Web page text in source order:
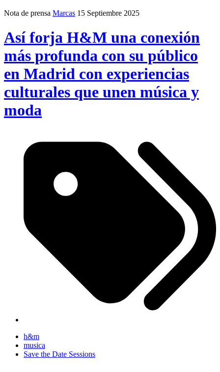
Nota de prensa Marcas 15 Septiembre 2025
Así forja H&M una conexión
más profunda con su público
en Madrid con experiencias
culturales que unen música y
moda
h&m
musica
Save the Date Sessions